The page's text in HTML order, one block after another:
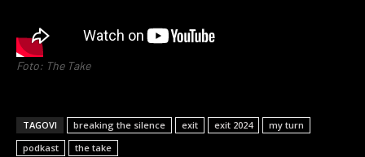
Foto: The Take
TAGOVI breaking the silence exit exit 2024
my turn
podkast
the take